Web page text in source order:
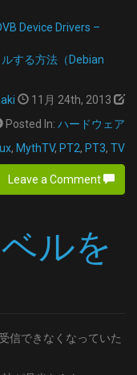
Device Drivers –
する方法（Debian
11月 24th, 2013
Posted In: ハードウェア
, MythTV, PT2, PT3, TV
Leave a Comment
ルを
信できなくなっていた